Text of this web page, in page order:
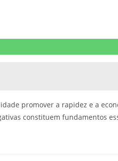
promover a rapidez e a
constituem fundamentos